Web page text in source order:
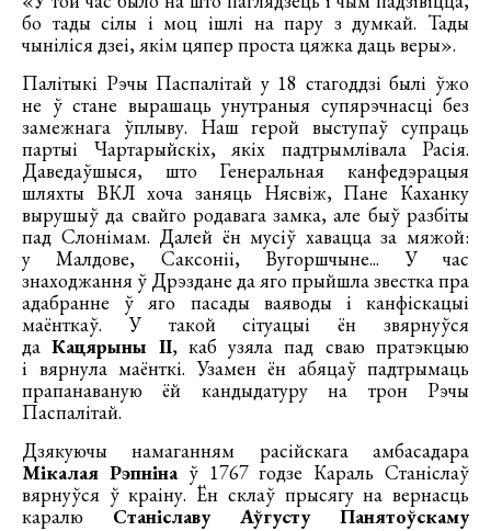
бо тады сілы і моц ішлі на пару з думкай. Тады
чыніліся дзеі, якім цяпер проста цяжка даць веры».
Палітыкі Рэчы Паспалітай у 18 стагоддзі былі ўжо
не ў стане вырашаць унутраныя супярэчнасці без
замежнага ўплыву. Наш герой выступаў супраць
партыі Чартарыйскіх, якіх падтрымлівала Расія.
Даведаўшыся, што Генеральная канфедэрацыя
шляхты ВКЛ хоча заняць Нясвіж, Пане Каханку
вырушыў да свайго родавага замка, але быў разбіты
пад Слонімам. Далей ён мусіў хавацца за мяжой:
у Малдове, Саксоніі, Вугоршчыне... У час
знаходжання ў Дрэздане да яго прыйшла звестка пра
адабранне ў яго пасады ваяводы і канфіскацыі
маёнткаў. У такой сітуацыі ён звярнуўся
даКацярыны ІІ, каб узяла пад сваю пратэкцыю
і вярнула маёнткі. Узамен ён абяцаў падтрымаць
прапанаваную ёй кандыдатуру на трон Рэчы
Паспалітай.
Дзякуючы намаганням расійскага амбасадара
Мікалая Рэпнінаў 1767 годзе Караль Станіслаў
вярнуўся ў краіну. Ён склаў прысягу на вернасць
каралю Станіславу Аўгусту Панятоўскаму